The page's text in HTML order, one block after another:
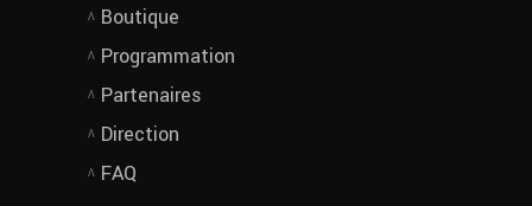
Boutique
Programmation
Partenaires
Direction
FAQ